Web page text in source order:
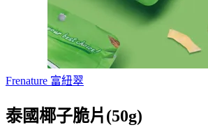
Frenature 富紐翠
泰國椰子脆片(50g)